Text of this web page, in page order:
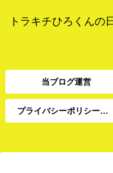
トラキチひろくん
当ブログ運営
プライバシーポリシー、免責事項